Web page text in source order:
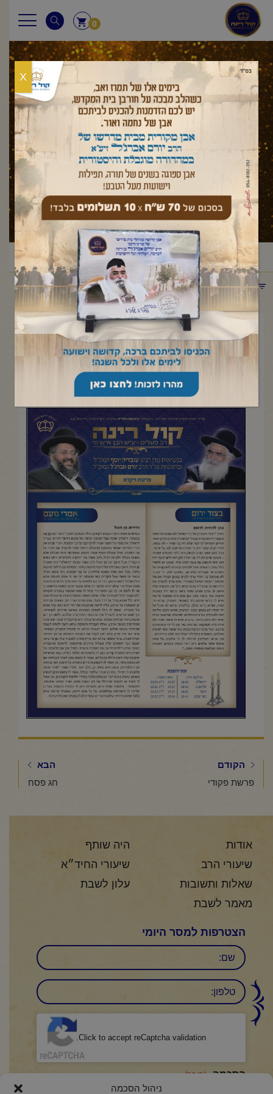
ניהול הסכמה
0
עלון לשבת
ראשי/ עלון לשבת /ויקרא/ויקרא /פרשת ויקרא
תפריט קטגוריות
פרשת ויקרא
אפריל 3, 2025
העלון השבועי מישיבת "קול רינה- רב פעלים" |ניסן תשפ"ה
להדפסה והורדה בקובץ pdf לחץ כאן>
הקודם
פרשת פקודי
הבא
חג פסח
אודות
היה שותף
שיעורי הרב
שיעורי החיד״א
שאלות ותשובות
עלון לשבת
מאמר לשבת
הצטרפות למסר היומי
שם
טלפון:
Click to accept reCaptcha validation.
הסכמה (חובה)
X